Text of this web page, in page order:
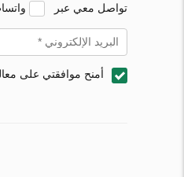
تواصل معي عبر
أمنح موافقتي على